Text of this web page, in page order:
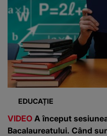
EDUCAȚIE
VIDEO A început
Bacalaureatului. Când